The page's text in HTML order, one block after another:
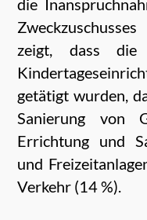
die
zeigt, dass die
getätigt wurden,
Sanierung von
Errichtung und
und
Verkehr (14 %).